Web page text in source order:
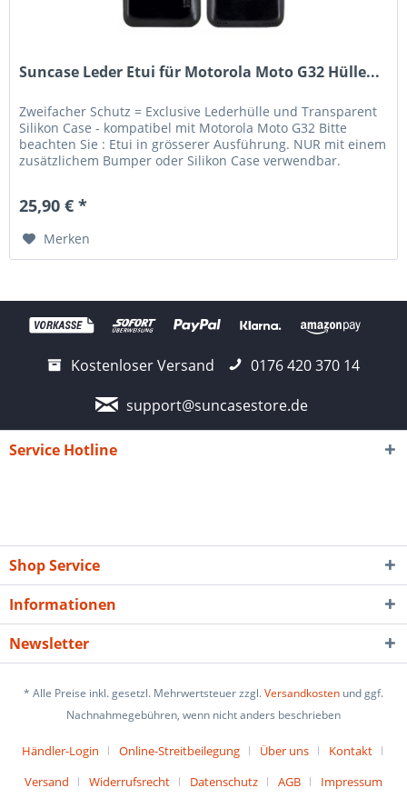
Suncase Leder Etui für Motorola Moto G32 Hülle...
Zweifacher Schutz = Exclusive Lederhülle und Transparent
Silikon Case - kompatibel mit Motorola Moto G32 Bitte
beachten Sie : Etui in grösserer Ausführung. NUR mit einem
zusätzlichem Bumper oder Silikon Case verwendbar.
25,90 € *
Merken
Kostenloser Versand
0176 420 370 14
support@suncasestore.de
Service Hotline
Shop Service
Informationen
Newsletter
* Alle Preise inkl. gesetzl. Mehrwertsteuer zzgl.Versandkosten und ggf.
Nachnahmegebühren, wenn nicht anders beschrieben
Händler-Login Online-Streitbeilegung Über uns
Kontakt
Versand
Widerrufsrecht Datenschutz AGB Impressum